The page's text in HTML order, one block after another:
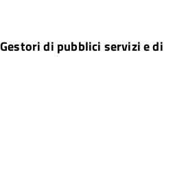
di pubblici servizi e di